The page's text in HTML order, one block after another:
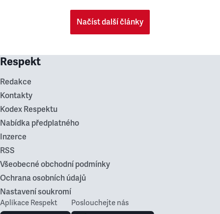
Načíst další články
Respekt
Redakce
Kontakty
Kodex Respektu
Nabídka předplatného
Inzerce
RSS
Všeobecné obchodní podmínky
Ochrana osobních údajů
Nastavení soukromí
Aplikace Respekt Poslouchejte nás